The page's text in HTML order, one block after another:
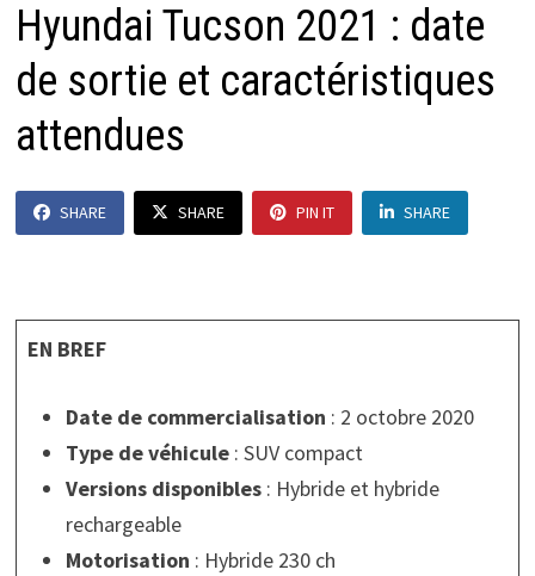
Hyundai Tucson 2021 : date
de sortie et caractéristiques
attendues
SHARE SHARE PIN IT SHARE
EN BREF
Date de commercialisation : 2 octobre 2020
Type de véhicule: SUV compact
Versions disponibles: Hybride et hybride
rechargeable
Motorisation : Hybride 230 ch